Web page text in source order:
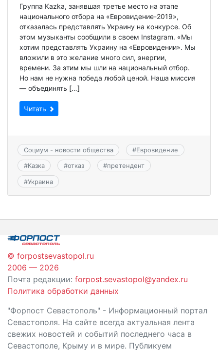
Группа Kazka, занявшая третье место на этапе
национального отбора на «Евровидение-2019»,
отказалась представлять Украину на конкурсе. Об
этом музыканты сообщили в своем Instagram. «Мы
хотим представлять Украину на «Евровидении». Мы
вложили в это желание много сил, энергии,
времени. За этим мы шли на национальный отбор.
Но нам не нужна победа любой ценой. Наша миссия
— объединять […]
Читать
Социум - новости общества #Евровидение
#Казка #отказ #претендент
#Украина
© forpostsevastopol.ru
2006 — 2026
Почта редакции: forpost.sevastopol@yandex.ru
Политика обработки данных
"Форпост Севастополь" - Информационный портал
Севастополя. На сайте всегда актуальная лента
свежих новостей и событий последнего часа в
Севастополе, Крыму и в мире. Публикуем